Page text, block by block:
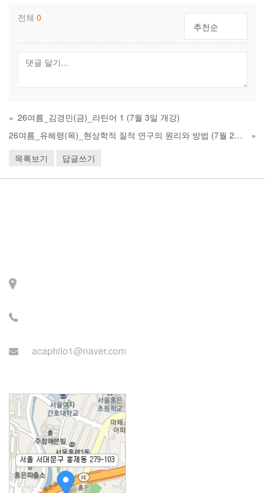
전체 0
추천순
« 26여름_김경민(금)_라틴어 1 (7월 3일 개강)
26여름_유혜령(목)_현상학적 질적 연구의 원리와 방법 (7월 2일 개강)
»
목록보기
답글쓰기
acaphilo1@naver.com